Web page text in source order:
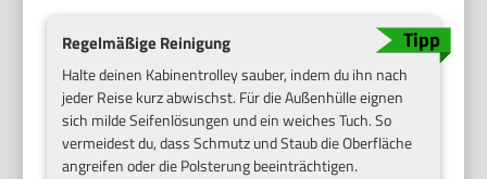
Regelmäßige Reinigung
Halte deinen Kabinentrolley sauber, indem du ihn nach
jeder Reise kurz abwischst. Für die Außenhülle eignen
sich milde Seifenlösungen und ein weiches Tuch. So
vermeidest du, dass Schmutz und Staub die Oberfläche
angreifen oder die Polsterung beeinträchtigen.